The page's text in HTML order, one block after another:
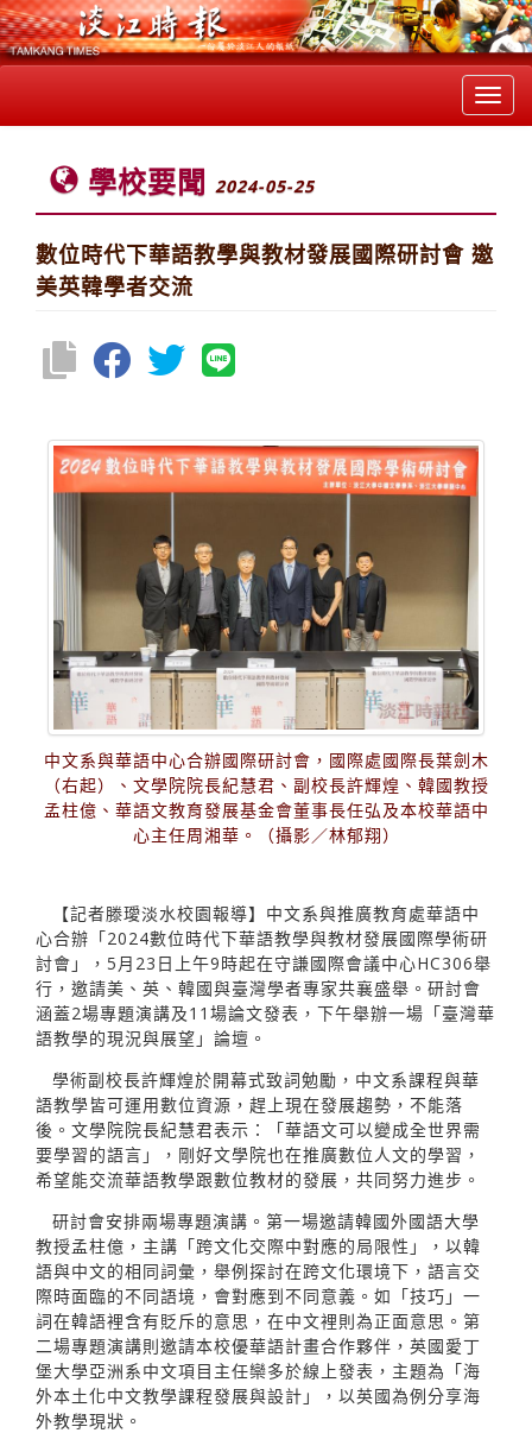
學校要聞 2024-05-25
數位時代下華語教學與教材發展國際研討會 邀
美英韓學者交流
中文系與華語中心合辦國際研討會，國際處國際長葉劍木
（右起）、文學院院長紀慧君、副校長許輝煌、韓國教授
孟柱億、華語文教育發展基金會董事長任弘及本校華語中
心主任周湘華。（攝影／林郁翔）
【記者滕璦淡水校園報導】中文系與推廣教育處華語中
心合辦「2024數位時代下華語教學與教材發展國際學術研
討會」，5月23日上午9時起在守謙國際會議中心HC306舉
行，邀請美、英、韓國與臺灣學者專家共襄盛舉。研討會
涵蓋2場專題演講及11場論文發表，下午舉辦一場「臺灣華
語教學的現況與展望」論壇。
學術副校長許輝煌於開幕式致詞勉勵，中文系課程與華
語教學皆可運用數位資源，趕上現在發展趨勢，不能落
後。文學院院長紀慧君表示：「華語文可以變成全世界需
要學習的語言」，剛好文學院也在推廣數位人文的學習，
希望能交流華語教學跟數位教材的發展，共同努力進步。
研討會安排兩場專題演講。第一場邀請韓國外國語大學
教授孟柱億，主講「跨文化交際中對應的局限性」，以韓
語與中文的相同詞彙，舉例探討在跨文化環境下，語言交
際時面臨的不同語境，會對應到不同意義。如「技巧」一
詞在韓語裡含有貶斥的意思，在中文裡則為正面意思。第
二場專題演講則邀請本校優華語計畫合作夥伴，英國愛丁
堡大學亞洲系中文項目主任欒多於線上發表，主題為「海
外本土化中文教學課程發展與設計」，以英國為例分享海
外教學現狀。